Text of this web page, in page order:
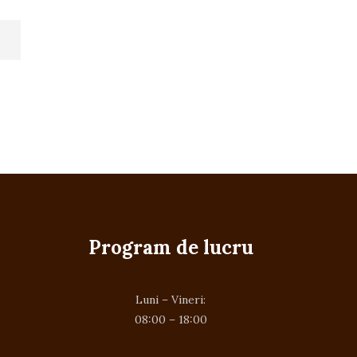
Program de lucru
Luni – Vineri:
08:00 – 18:00